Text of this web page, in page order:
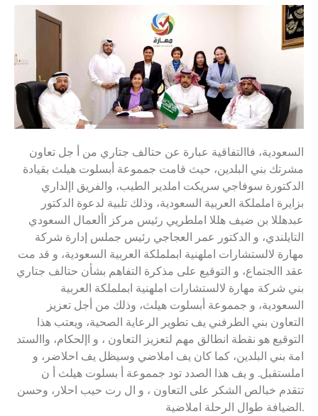
السعودية، فاالتفاقية عبارة عن حتالف جتاري من أ جل تعاون
مشرتك بني البلدين، حيث قامت جمموعة أبسلوت هيلث بقيادة
الدكتورة سوفاجي سريكت املدير الطيب، والفريق اإلداري
بزايرة اململكة العربية السعودية، وذلك تلبية لدعوة الدكتور
عبدهللا بن ضيف هللا املطريي رئيس مركز األعمال السعودي
التايلندي، و الدكتور عمر العجاجي رئيس جملس إدارة شركة
مهارة لالستشارات املهنية ابململكة العربية السعودية، و قد مت
عقد االجتماع، و التوقيع على مذكرة التفاهم بشأن حتالف جتاري
بني شركة مهارة لالستشارات املهنية ابململكة العربية
السعودية، و جمموعة أبسلوت هيلث، وذلك من أجل تعزيز
التعاون بني الطرفني يف تطوير الرعاية الصحية، ويعتب هذا
التوقيع هو نقطة انطالق مهم لتعزيز التعاون ، و اإلحکام، واالستد
امة بني البلدين، كما كان يف املاضي وسيظل يف احلاضر، و
املستقبل. و يف هذا الصدد تود جمموعة أ بسلوت هيلث أ ن
تتقدم خبالص الشكر على التعاون ، و ال رت حيب احلار، وحسن
الضيافة طوال الرحلة املاضية.